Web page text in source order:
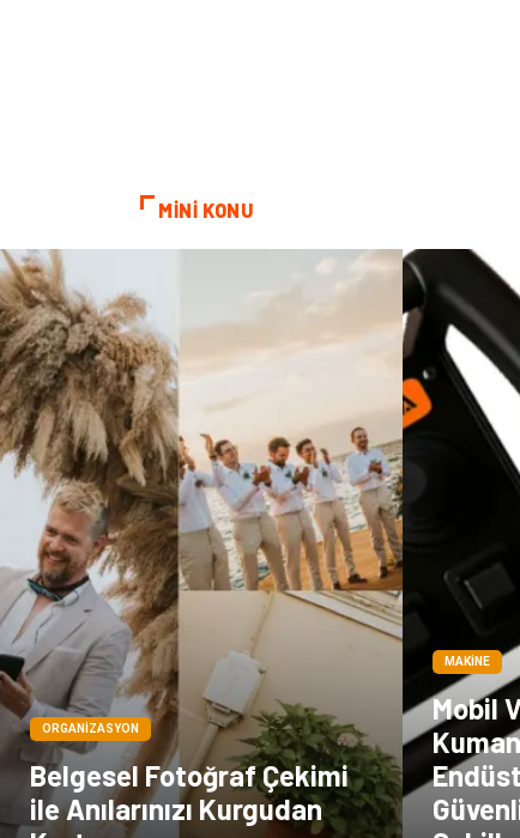
MİNİ KONU
ORGANIZASYON
Belgesel Fotoğraf Çekimi
ile Anılarınızı Kurgudan
MAKINE
Mobil